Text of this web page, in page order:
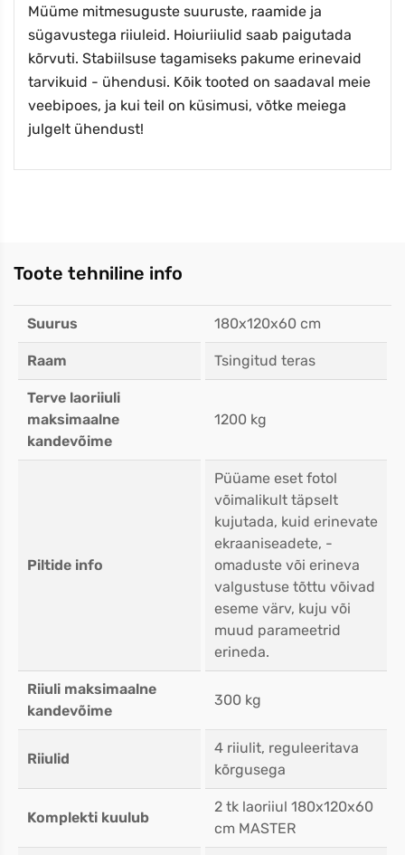
Müüme mitmesuguste suuruste, raamide ja
sügavustega riiuleid. Hoiuriiulid saab paigutada
kõrvuti. Stabiilsuse tagamiseks pakume erinevaid
tarvikuid - ühendusi. Kõik tooted on saadaval meie
veebipoes, ja kui teil on küsimusi, võtke meiega
julgelt ühendust!
Toote tehniline info
Suurus 180x120x60 cm
Raam Tsingitud teras
Terve laoriiuli
maksimaalne
kandevõime
1200 kg
Piltide info
Püüame eset fotol
võimalikult täpselt
kujutada, kuid erinevate
ekraaniseadete, -
omaduste või erineva
valgustuse tõttu võivad
eseme värv, kuju või
muud parameetrid
erineda.
Riiuli maksimaalne
kandevõime
300 kg
Riiulid
4 riiulit, reguleeritava
kõrgusega
Komplekti kuulub
2 tk laoriiul 180x120x60
cm MASTER